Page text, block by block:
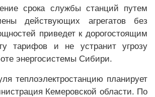
срока службы станций путем
действующих агрегатов без
приведет к дорогостоящим
тарифов и не устранит угрозу
энергосистемы Сибири.
теплоэлектростанцию планирует
Кемеровской области. По